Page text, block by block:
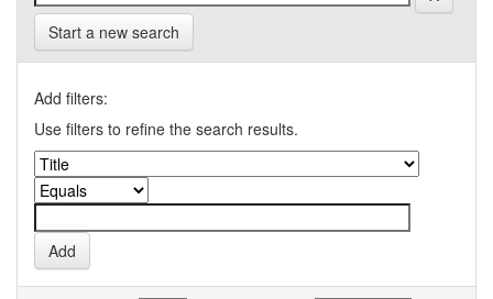
Start a new search
Add filters:
Use filters to refine the search results.